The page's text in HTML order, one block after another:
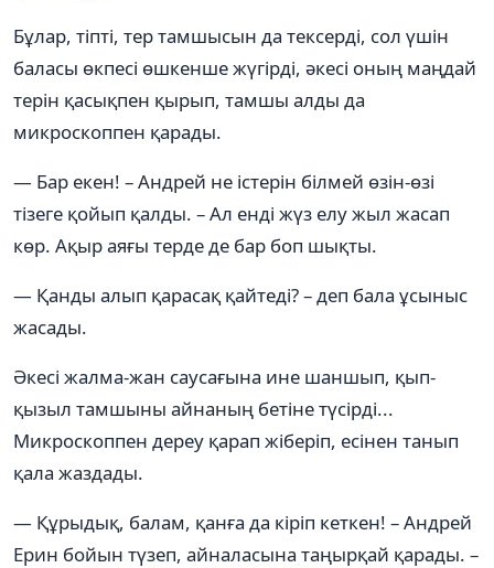
Бұлар, тіпті, тер тамшысын да тексерді, сол үшін
баласы өкпесі өшкенше жүгірді, әкесі оның маңдай
терін қасықпен қырып, тамшы алды да
микроскоппен қарады.
— Бар екен! – Андрей не істерін білмей өзін-өзі
тізеге қойып қалды. – Ал енді жүз елу жыл жасап
көр. Ақыр аяғы терде де бар боп шықты.
— Қанды алып қарасақ қайтеді? – деп бала ұсыныс
жасады.
Әкесі жалма-жан саусағына ине шаншып, қып-
қызыл тамшыны айнаның бетіне түсірді...
Микроскоппен дереу қарап жіберіп, есінен танып
қала жаздады.
— Құрыдық, балам, қанға да кіріп кеткен! – Андрей
Ерин бойын түзеп, айналасына таңырқай қарады. –